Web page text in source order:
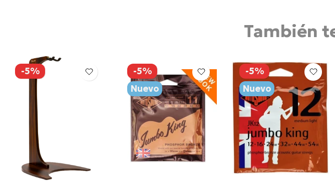
También
-5%
-5%
Nuevo
-5%
Nuevo